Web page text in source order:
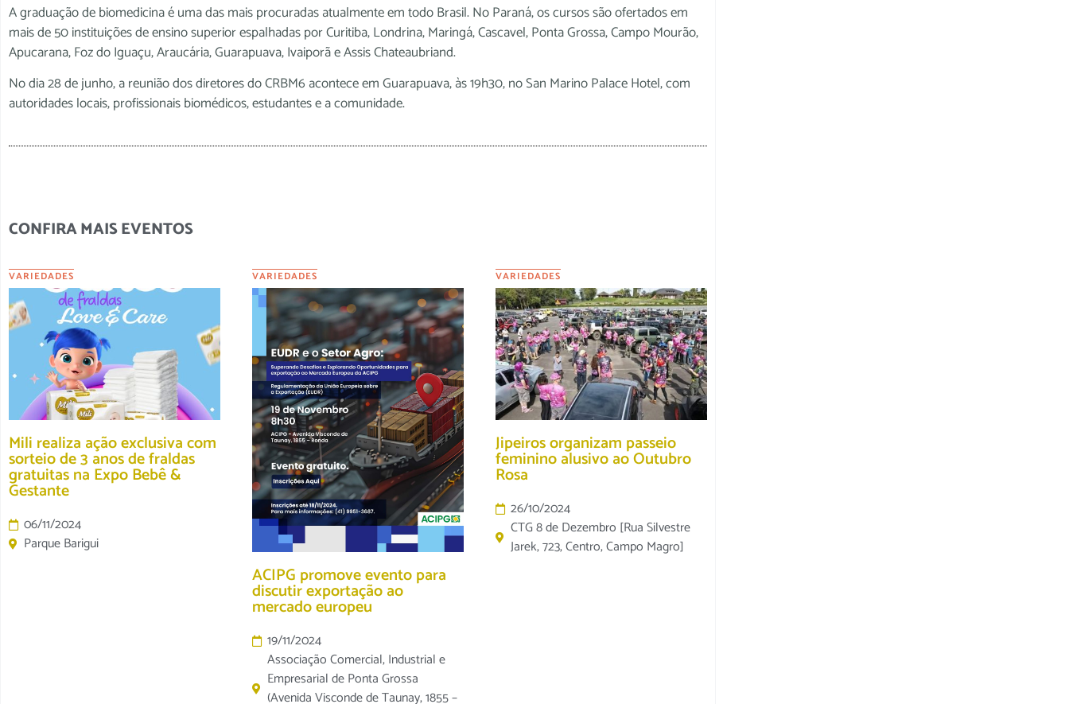
A graduação de biomedicina é uma das mais procuradas atualmente em todo Brasil. No Paraná, os cursos são ofertados em
mais de 50 instituições de ensino superior espalhadas por Curitiba, Londrina, Maringá, Cascavel, Ponta Grossa, Campo Mourão,
Apucarana, Foz do Iguaçu, Araucária, Guarapuava, Ivaiporã e Assis Chateaubriand.
No dia 28 de junho, a reunião dos diretores do CRBM6 acontece em Guarapuava, às 19h30, no San Marino Palace Hotel, com
autoridades locais, profissionais biomédicos, estudantes e a comunidade.
CONFIRA MAIS EVENTOS
VARIEDADES
Mili realiza ação exclusiva com
sorteio de 3 anos de fraldas
gratuitas na Expo Bebê &
Gestante
06/11/2024
Parque Barigui
VARIEDADES
ACIPG promove evento para
discutir exportação ao
mercado europeu
19/11/2024
Associação Comercial, Industrial e
Empresarial de Ponta Grossa
(Avenida Visconde de Taunay, 1855 –
VARIEDADES
Jipeiros organizam passeio
feminino alusivo ao Outubro
Rosa
26/10/2024
CTG 8 de Dezembro [Rua Silvestre
Jarek, 723, Centro, Campo Magro]